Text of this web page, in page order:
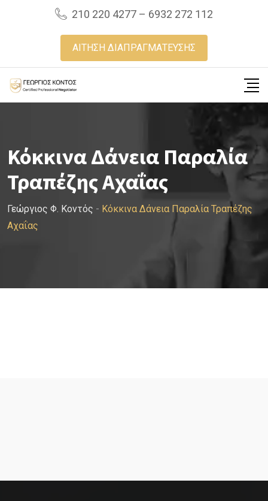
210 220 4277 – 6932 272 112
ΑΙΤΗΣΗ ΔΙΑΠΡΑΓΜΑΤΕΥΣΗΣ
Κόκκινα Δάνεια Παραλία
Τραπέζης Αχαΐας
Γεώργιος Φ. Κοντός - Κόκκινα Δάνεια Παραλία Τραπέζης
Αχαΐας